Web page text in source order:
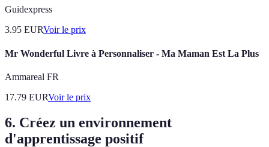
Guidexpress
3.95 EURVoir le prix
Mr Wonderful Livre à Personnaliser - Ma Maman Est La Plus
Ammareal FR
17.79 EURVoir le prix
6. Créez un environnement
d'apprentissage positif